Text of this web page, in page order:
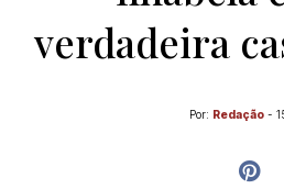
verdadeira
Por: Redação -